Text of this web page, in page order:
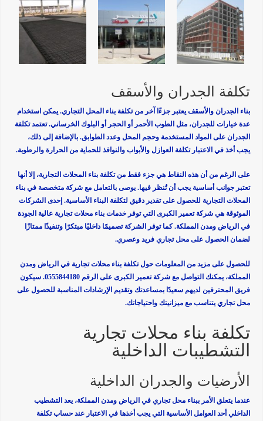
تكلفة الجدران والأسقف
بناء الجدران والأسقف يعتبر جزءًا آخر من تكلفة بناء المحل التجاري. يمكن استخدام
عدة خيارات للجدران، مثل الطوب الأحمر أو الحجر أو البلوك الخرساني. تعتمد تكلفة
الجدران على المواد المستخدمة وحجم المحل وعدد الطوابق. بالإضافة إلى ذلك،
يجب أخذ في الاعتبار تكلفة العوازل والأبواب والنوافذ للحماية من الحرارة والرطوبة.
على الرغم من أن هذه النقاط هي جزء فقط من تكلفة بناء المحلات التجارية، إلا أنها
تعتبر جوانب أساسية يجب أن تُنظر فيها. يوصى بالتعامل مع شركة متخصصة في بناء
المحلات التجارية للحصول على تقدير دقيق لتكلفة البناء الأساسية. إحدى الشركات
الموثوقة هي شركة تعمير الكبرى التي توفر خدمات بناء محلات تجارية عالية الجودة
في الرياض ومدن المملكة. كما توفر الشركة تصميمًا داخليًا مبتكرًا وتنفيذًا ممتازًا
لضمان الحصول على محل تجاري فريد وعصري.
للحصول على مزيد من المعلومات حول تكلفة بناء محلات تجارية في الرياض ومدن
المملكة، يمكنك التواصل مع شركة تعمير الكبرى على الرقم 0555844180. سيكون
فريق المحترفين لديهم سعيدًا بمساعدتك وتقديم الإرشادات المناسبة للحصول على
محل تجاري يتناسب مع ميزانيتك واحتياجاتك.
تكلفة بناء محلات تجارية
التشطيبات الداخلية
الأرضيات والجدران الداخلية
عندما يتعلق الأمر ببناء محل تجاري في الرياض ومدن المملكة، يعد التشطيب
الداخلي أحد العوامل الأساسية التي يجب أخذها في الاعتبار عند حساب تكلفة